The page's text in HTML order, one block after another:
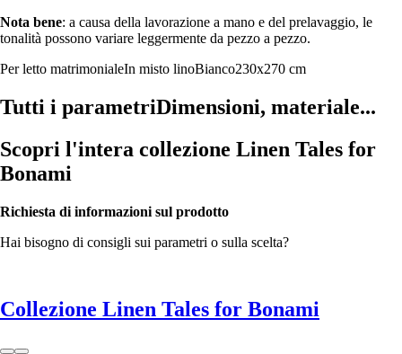
Nota bene: a causa della lavorazione a mano e del prelavaggio, le
tonalità possono variare leggermente da pezzo a pezzo.
Per letto matrimonialeIn misto linoBianco230x270 cm
Tutti i parametriDimensioni, materiale...
Scopri l'intera collezione Linen Tales for
Bonami
Richiesta di informazioni sul prodotto
Hai bisogno di consigli sui parametri o sulla scelta?
Collezione Linen Tales for Bonami